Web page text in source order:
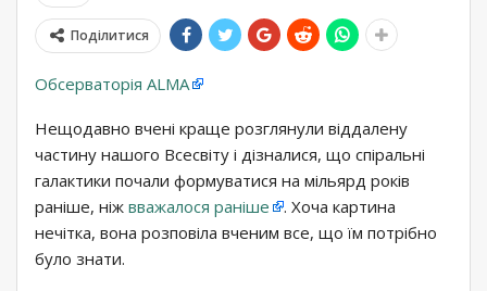
Поділитися
Обсерваторія ALMA
Нещодавно вчені краще розглянули віддалену
частину нашого Всесвіту і дізналися, що спіральні
галактики почали формуватися на мільярд років
раніше, ніж вважалося раніше
. Хоча картина
нечітка, вона розповіла вченим все, що їм потрібно
було знати.